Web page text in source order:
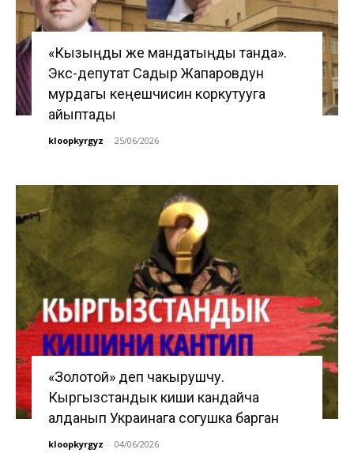
«Кызыңды же мандатыңды танда».
Экс-депутат Садыр Жапаровдун
мурдагы кеңешчисин коркутууга
айыптады
kloopkyrgyz - 25/06/2026
«Золотой» деп чакырушчу.
Кыргызстандык киши кандайча
алданып Украинага согушка барган
kloopkyrgyz - 04/06/2026